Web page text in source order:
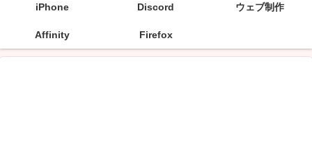
iPhone Discord ウェブ制作
Affinity Firefox